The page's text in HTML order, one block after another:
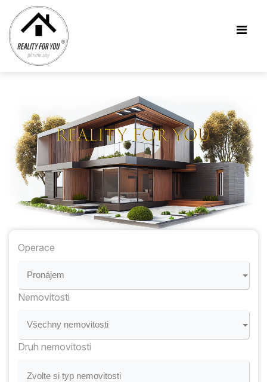
Operace
Pronájem
Nemovitosti
Všechny nemovitosti
Druh nemovitosti
Zvolte si typ nemovitosti